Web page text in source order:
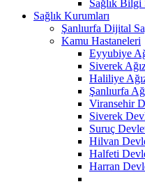
Sağlık Bilgi
Sağlık Kurumları
Şanlıurfa Dijital
Kamu Hastaneleri
Eyyubiye
Siverek
Haliliye
Şanlıurfa
Viransehir
Siverek
Suruç
Hilvan
Halfeti
Harran